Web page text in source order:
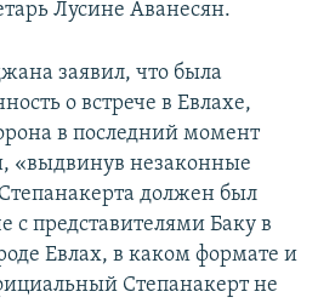
Лусине Аванесян.
заявил, что была
о встрече в Евлахе,
в последний момент
«выдвинув незаконные
должен был
с представителями Баку в
Евлах, в каком формате и
Степанакерт не